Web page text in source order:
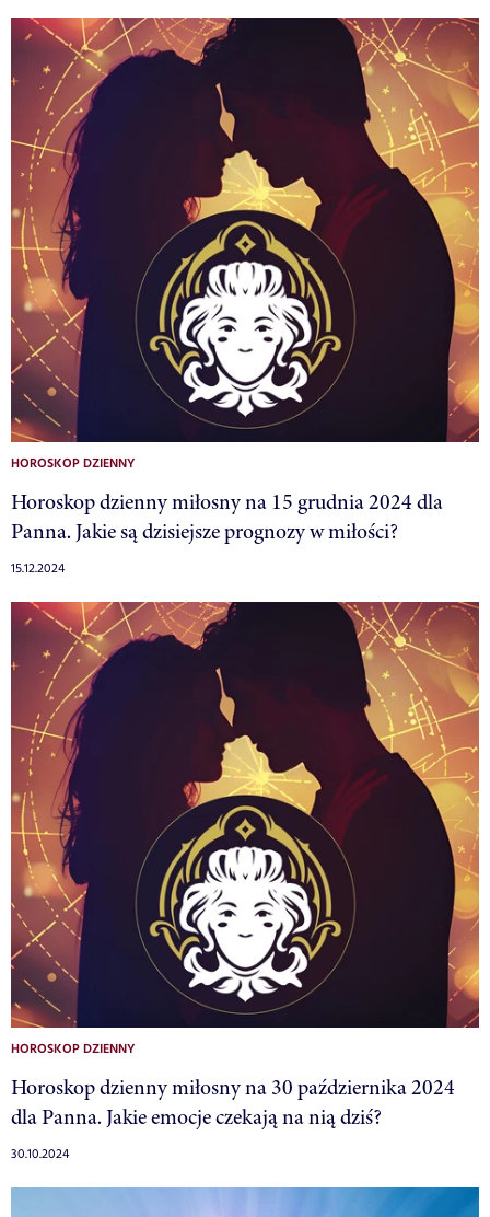
HOROSKOP DZIENNY
Horoskop dzienny miłosny na 15 grudnia 2024 dla
Panna. Jakie są dzisiejsze prognozy w miłości?
15.12.2024
HOROSKOP DZIENNY
Horoskop dzienny miłosny na 30 października 2024
dla Panna. Jakie emocje czekają na nią dziś?
30.10.2024